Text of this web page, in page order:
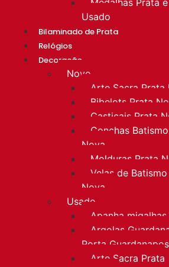
Usado
Bilaminado de Prata
Relógios
Decoração
Novo
Arte Sacra Prata
Bibelots Prata
Castiçais Prata
Conchas
Nova
Molduras Prata
Velas de
Nova
Usado
Apanha migalhas
Argolas
Porta Guardanapos
Arte Sacra Prata